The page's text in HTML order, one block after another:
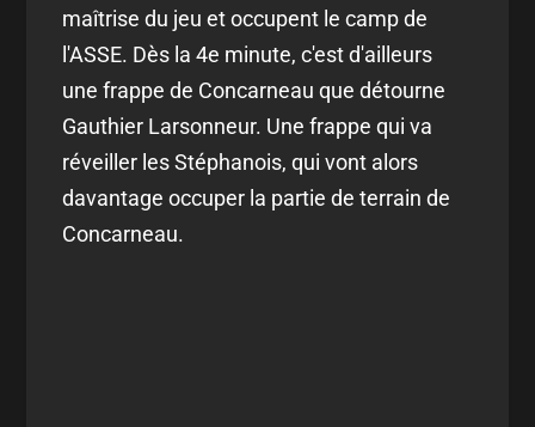
maîtrise du jeu et occupent le camp de
l'ASSE. Dès la 4e minute, c'est d'ailleurs
une frappe de Concarneau que détourne
Gauthier Larsonneur. Une frappe qui va
réveiller les Stéphanois, qui vont alors
davantage occuper la partie de terrain de
Concarneau.